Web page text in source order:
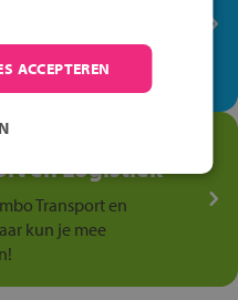
waar elke dag
in de
en Logistiek
Transport en
kun je mee
ACCEPTEREN